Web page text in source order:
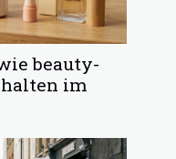
beauty-
im